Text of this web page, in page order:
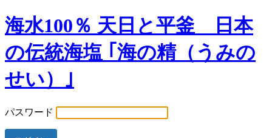
海水100％ 天日と平釜 日本
の伝統海塩 ｢海の精（うみの
せい）｣
パスワード